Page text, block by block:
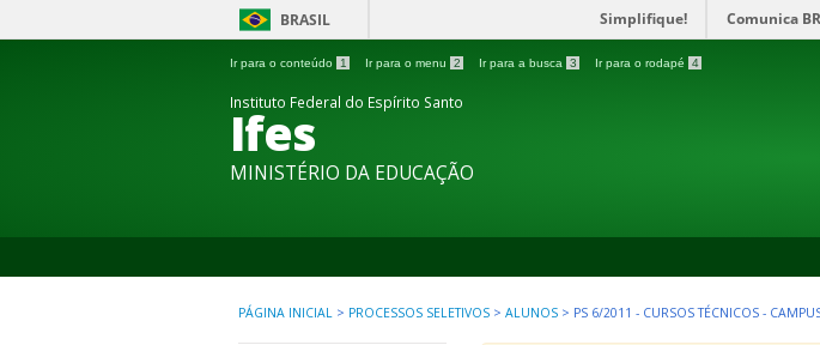
BRASIL Simplifique! Comunica BR
Ir para o conteúdo 1 Ir para o menu 2 Ir para a busca 3 Ir para o rodapé 4
Instituto Federal do Espírito Santo
Ifes
MINISTÉRIO DA EDUCAÇÃO
PÁGINA INICIAL > PROCESSOS SELETIVOS > ALUNOS > PS 6/2011 - CURSOS TÉCNICOS -